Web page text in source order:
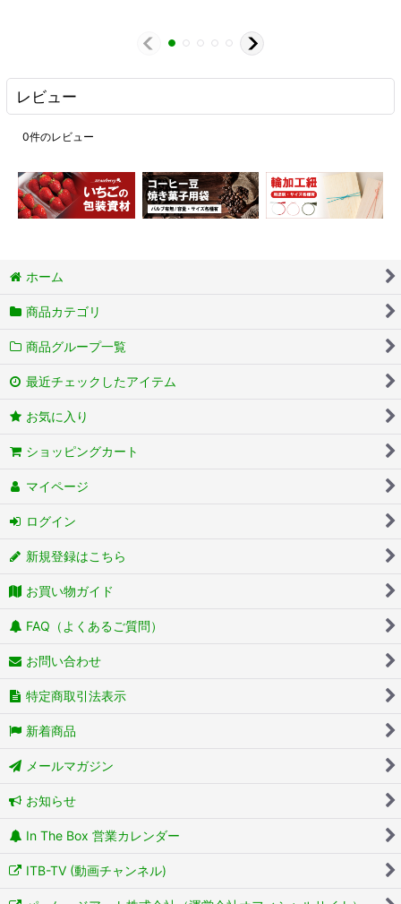
レビュー
0件のレビュー
ホーム
商品カテゴリ
商品グループ一覧
最近チェックしたアイテム
お気に入り
ショッピングカート
マイページ
ログイン
新規登録はこちら
お買い物ガイド
FAQ（よくあるご質問）
お問い合わせ
特定商取引法表示
新着商品
メールマガジン
お知らせ
In The Box 営業カレンダー
ITB-TV (動画チャンネル)